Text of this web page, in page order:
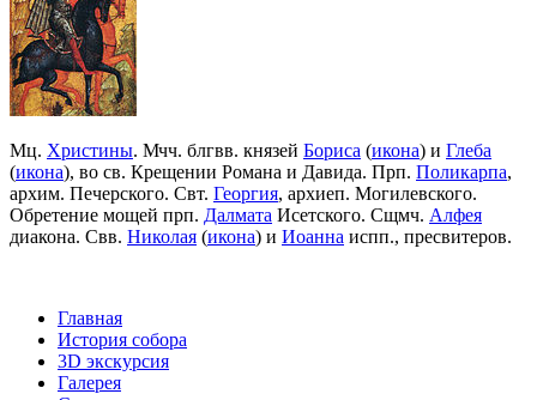
Мц. Христины. Мчч. блгвв. князей Бориса (икона) и Глеба
(икона), во св. Крещении Романа и Давида. Прп. Поликарпа,
архим. Печерского. Свт. Георгия, архиеп. Могилевского.
Обретение мощей прп. Далмата Исетского. Сщмч. Алфея
диакона. Свв. Николая (икона) и Иоанна испп., пресвитеров.
Главная
История собора
3D экскурсия
Галерея